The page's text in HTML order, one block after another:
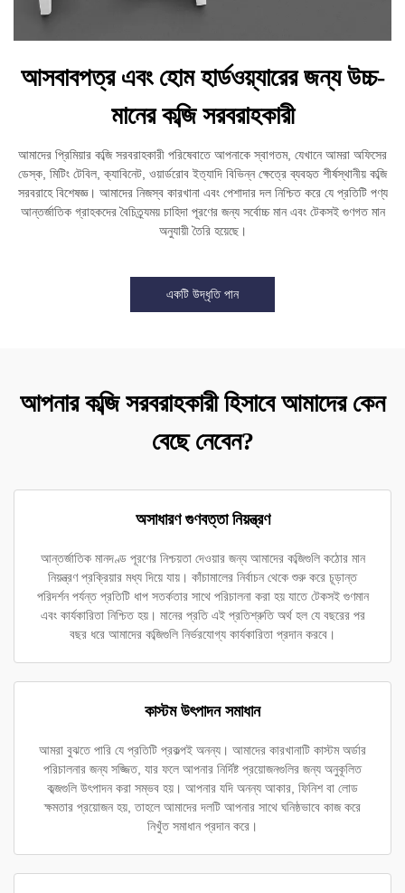
আসবাবপত্র এবং হোম হার্ডওয়্যারের জন্য উচ্চ-
মানের কব্জি সরবরাহকারী
আমাদের প্রিমিয়ার কব্জি সরবরাহকারী পরিষেবাতে আপনাকে স্বাগতম, যেখানে আমরা অফিসের
ডেস্ক, মিটিং টেবিল, ক্যাবিনেট, ওয়ার্ডরোব ইত্যাদি বিভিন্ন ক্ষেত্রে ব্যবহৃত শীর্ষস্থানীয় কব্জি
সরবরাহে বিশেষজ্ঞ। আমাদের নিজস্ব কারখানা এবং পেশাদার দল নিশ্চিত করে যে প্রতিটি পণ্য
আন্তর্জাতিক গ্রাহকদের বৈচিত্র্যময় চাহিদা পূরণের জন্য সর্বোচ্চ মান এবং টেকসই গুণগত মান
অনুযায়ী তৈরি হয়েছে।
একটি উদ্ধৃতি পান
আপনার কব্জি সরবরাহকারী হিসাবে আমাদের কেন
বেছে নেবেন?
অসাধারণ গুণবত্তা নিয়ন্ত্রণ
আন্তর্জাতিক মানদণ্ড পূরণের নিশ্চয়তা দেওয়ার জন্য আমাদের কব্জিগুলি কঠোর মান
নিয়ন্ত্রণ প্রক্রিয়ার মধ্য দিয়ে যায়। কাঁচামালের নির্বাচন থেকে শুরু করে চূড়ান্ত
পরিদর্শন পর্যন্ত প্রতিটি ধাপ সতর্কতার সাথে পরিচালনা করা হয় যাতে টেকসই গুণমান
এবং কার্যকারিতা নিশ্চিত হয়। মানের প্রতি এই প্রতিশ্রুতি অর্থ হল যে বছরের পর
বছর ধরে আমাদের কব্জিগুলি নির্ভরযোগ্য কার্যকারিতা প্রদান করবে।
কাস্টম উৎপাদন সমাধান
আমরা বুঝতে পারি যে প্রতিটি প্রকল্পই অনন্য। আমাদের কারখানাটি কাস্টম অর্ডার
পরিচালনার জন্য সজ্জিত, যার ফলে আপনার নির্দিষ্ট প্রয়োজনগুলির জন্য অনুকূলিত
কব্জগুলি উৎপাদন করা সম্ভব হয়। আপনার যদি অনন্য আকার, ফিনিশ বা লোড
ক্ষমতার প্রয়োজন হয়, তাহলে আমাদের দলটি আপনার সাথে ঘনিষ্ঠভাবে কাজ করে
নিখুঁত সমাধান প্রদান করে।